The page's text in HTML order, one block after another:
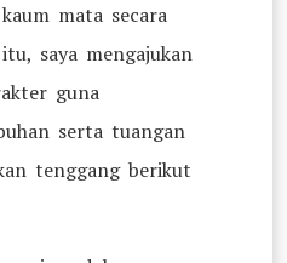
mata secara
saya mengajukan
guna
serta tuangan
tenggang berikut